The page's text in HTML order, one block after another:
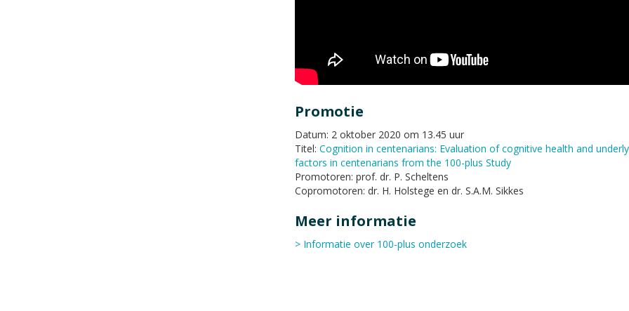
Promotie
Datum: 2 oktober 2020 om 13.45 uur
Titel: Cognition in centenarians: Evaluation of cognitive health and
factors in centenarians from the 100-plus Study
Promotoren: prof. dr. P. Scheltens
Copromotoren: dr. H. Holstege en dr. S.A.M. Sikkes
Meer informatie
> Informatie over 100-plus onderzoek